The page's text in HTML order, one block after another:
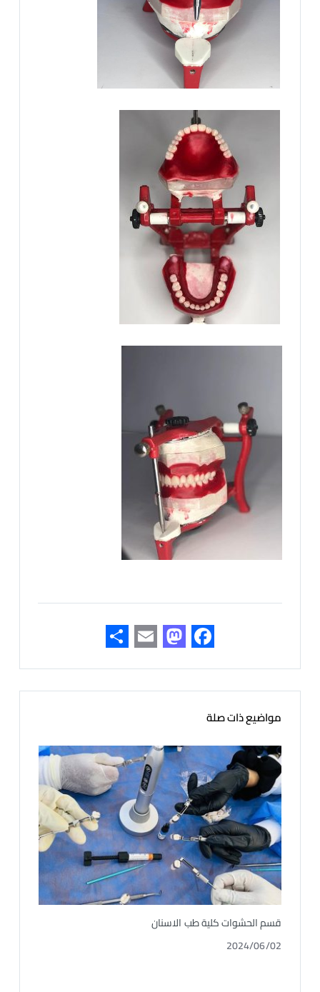
F
ac
e
b
o
k
M
as
to
d
n
E
m
ail
h
ar
e مواضيع ذات صلة
قسم الحشوات كلية طب الاسنان
2024/06/02